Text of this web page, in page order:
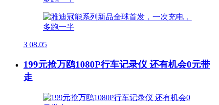
3 08.05
199元抢万鸥1080P行车记录仪 还有机会0元带
走